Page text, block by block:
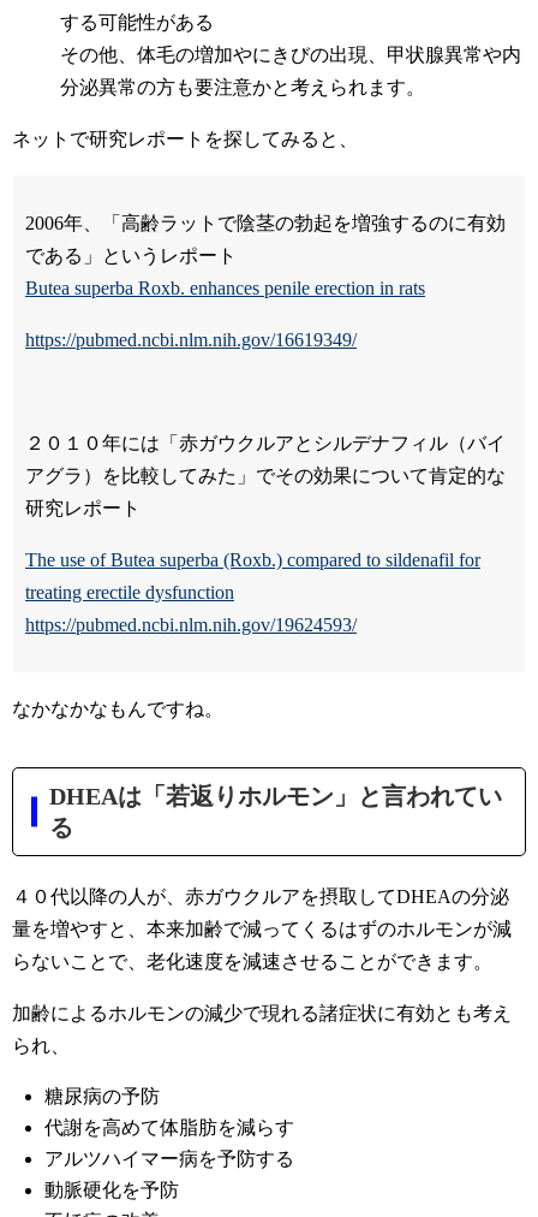
する可能性がある
その他、体毛の増加やにきびの出現、甲状腺異常や内
分泌異常の方も要注意かと考えられます。
ネットで研究レポートを探してみると、
2006年、「高齢ラットで陰茎の勃起を増強するのに有効
である」というレポート
Butea superba Roxb. enhances penile erection in rats
https://pubmed.ncbi.nlm.nih.gov/16619349/
２０１０年には「赤ガウクルアとシルデナフィル（バイ
アグラ）を比較してみた」でその効果について肯定的な
研究レポート
The use of Butea superba (Roxb.) compared to sildenafil for
treating erectile dysfunction
https://pubmed.ncbi.nlm.nih.gov/19624593/
なかなかなもんですね。
DHEAは「若返りホルモン」と言われてい
る
４０代以降の人が、赤ガウクルアを摂取してDHEAの分泌
量を増やすと、本来加齢で減ってくるはずのホルモンが減
らないことで、老化速度を減速させることができます。
加齢によるホルモンの減少で現れる諸症状に有効とも考え
られ、
糖尿病の予防
代謝を高めて体脂肪を減らす
アルツハイマー病を予防する
動脈硬化を予防